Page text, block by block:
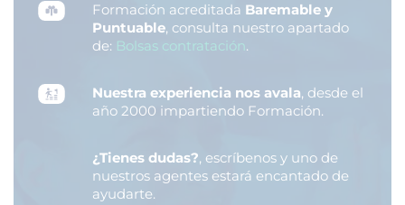
Formación acreditada Baremable y
Puntuable, consulta nuestro apartado
de: Bolsas contratación.
Nuestra experiencia nos avala, desde el
año 2000 impartiendo Formación.
¿Tienes dudas?, escríbenos y uno de
nuestros agentes estará encantado de
ayudarte.